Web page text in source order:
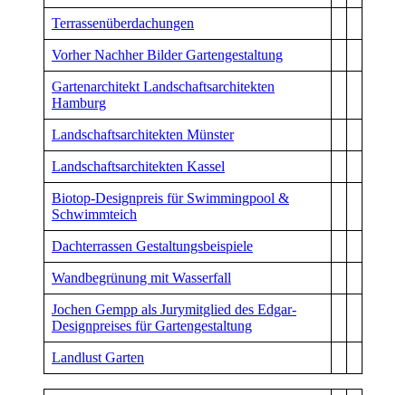
Terrassenüberdachungen
Vorher Nachher Bilder Gartengestaltung
Gartenarchitekt Landschaftsarchitekten
Hamburg
Landschaftsarchitekten Münster
Landschaftsarchitekten Kassel
Biotop-Designpreis für Swimmingpool &
Schwimmteich
Dachterrassen Gestaltungsbeispiele
Wandbegrünung mit Wasserfall
Jochen Gempp als Jurymitglied des Edgar-
Designpreises für Gartengestaltung
Landlust Garten